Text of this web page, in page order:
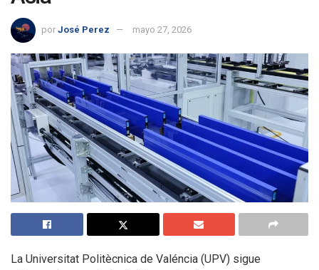
por José Perez mayo 27, 2026
La Universitat Politècnica de Valéncia (UPV) sigue